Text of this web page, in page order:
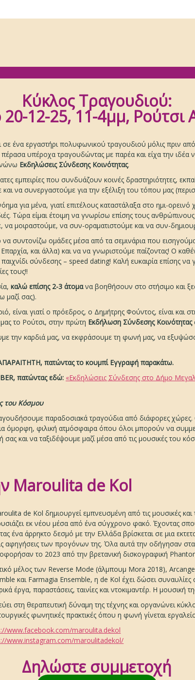
Κύκλος Τραγουδιού:
12-25, 11-4μμ, Ρούτσι
σε ένα εργαστήρι πολυφωνικού τραγουδιού μόλις πριν
πέρασα υπέροχα τραγουδώντας με παρέα και είχα την
Εκδηλώσεις Σύνδεσης Κοινότητας.
εμπειρίες που συνδυάζουν κοινές δραστηριότητες,
να συνεργαστούμε για την εξέλιξη του τόπου μας
για μένα, γιατί επιτέλους καταστάλαξα στο ημι-
Τώρα είμαι έτοιμη να γνωρίσω επίσης τους
μοιραστούμε, να συν-οραματιστούμε και να συν-
συντονίζω ομάδες μέσα από τα σεμινάρια που
και άλλα) και να να γνωριστούμε παίζοντας! Ο
σύνδεσης – speed dating! Καλή ευκαιρία επίσης
τους!!
καλώ επίσης 2-3 άτομανα βοηθήσουν στο στήσιμο και
μαζί σας).
είναι γιατί ο πρόεδρος, ο Δημήτρης Φούντος, είναι και
το Ρούτσι, στην πρώτη Εκδήλωση Σύνδεσης Κοινότητας
την καρδιά μας, να εκφράσουμε τη φωνή μας, να
πατώντας το κουμπί Εγγραφή παρακάτω.
πατώντας εδώ: «Εκδηλώσεις Σύνδεσης στο Δήμο
του Κόσμου
παραδοσιακά τραγούδια από διάφορες χώρες.
όμορφη, φιλική ατμόσφαιρα όπου όλοι μπορούν να
και να ταξιδέψουμε μαζί μέσα από τις μουσικές του
Maroulita de Kol
de Kol δημιουργεί εμπνευσμένη από τις μουσικές
εκ νέου μέσα από ένα σύγχρονο φακό. Έχοντας
ένα άρρηκτο δεσμό με την Ελλάδα βρίσκεται σε μια
αφηγήσεις των προγόνων της. Όλα αυτά την οδήγησαν
το 2023 από την βρετανική δισκογραφική
μέλος των Reverse Mode (άλμπουμ Mora 2018),
και Farmagia Ensemble, η de Kol έχει δώσει
έργα, παραστάσεις, ταινίες και ντοκιμαντέρ. Η μουσική
στη θεραπευτική δύναμη της τέχνης και οργανώνει
φωνητικές πρακτικές όπου η φωνή γίνεται
www.facebook.com/maroulita.dekol
www.instagram.com/maroulitadekol/
Δηλώστε συμμετοχή